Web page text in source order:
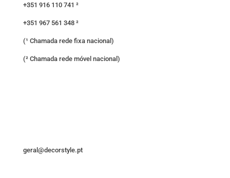
+351 916 110 741 ²
+351 967 561 348 ²
(¹ Chamada rede fixa nacional)
(² Chamada rede móvel nacional)
geral@decorstyle.pt